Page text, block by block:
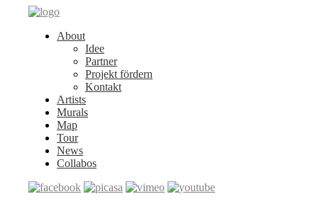
About
Idee
Partner
Projekt fördern
Kontakt
Artists
Murals
Map
Tour
News
Collabos